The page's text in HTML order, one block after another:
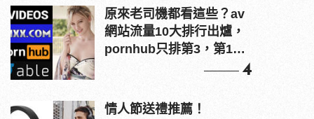
原來老司機都看這些？av
網站流量10大排行出爐，
pornhub只排第3，第1名
4
情人節送禮推薦！